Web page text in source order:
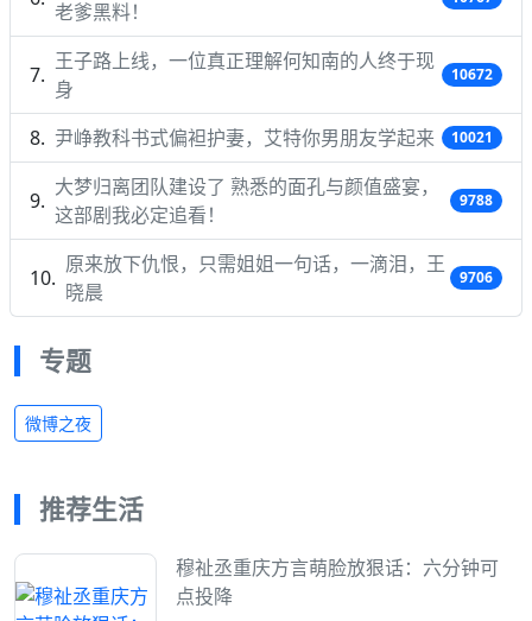
老爹黑料！
王子路上线，一位真正理解何知南的人终于现
身
10672
尹峥教科书式偏袒护妻，艾特你男朋友学起来 10021
大梦归离团队建设了 熟悉的面孔与颜值盛宴，
这部剧我必定追看！
9788
原来放下仇恨，只需姐姐一句话，一滴泪，王
晓晨
9706
专题
微博之夜
推荐生活
穆祉丞重庆方言萌脸放狠话：六分钟可
点投降